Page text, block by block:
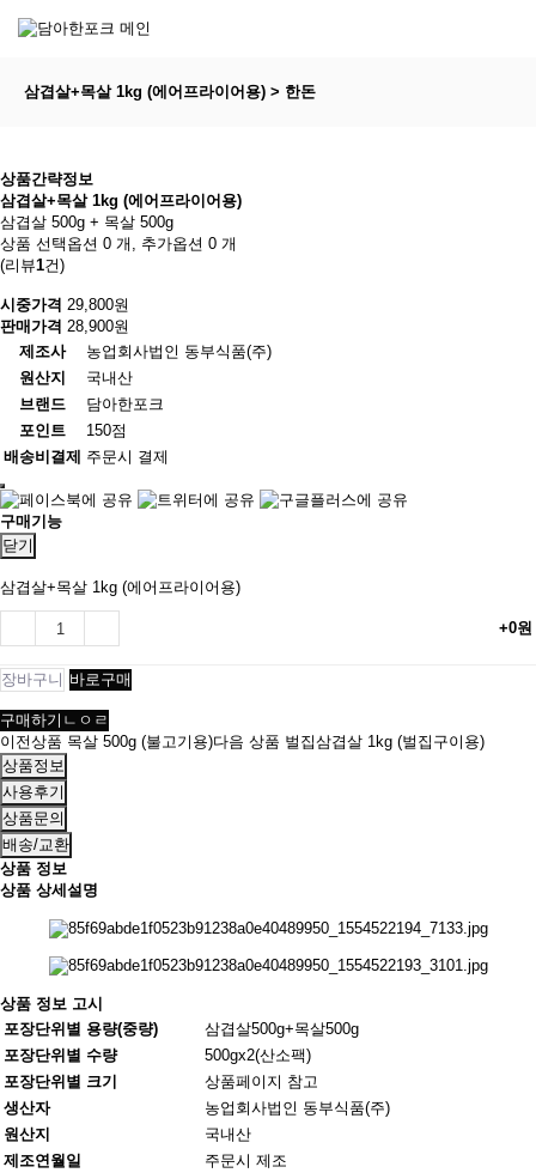
삼겹살+목살 1kg (에어프라이어용) > 한돈
상품간략정보
삼겹살+목살 1kg (에어프라이어용)
삼겹살 500g + 목살 500g
상품 선택옵션 0 개, 추가옵션 0 개
(리뷰1건)
시중가격 29,800원
판매가격 28,900원
제조사
농업회사법인 동부식품(주)
원산지
국내산
브랜드
담아한포크
포인트
150점
배송비결제 주문시 결제
구매기능
닫기
삼겹살+목살 1kg (에어프라이어용)
+0원
장바구니 바로구매
구매하기ㄴㅇㄹ
이전상품 목살 500g (불고기용)다음 상품 벌집삼겹살 1kg (벌집구이용)
상품정보
사용후기
상품문의
배송/교환
상품 정보
상품 상세설명
상품 정보 고시
포장단위별 용량(중량)
삼겹살500g+목살500g
포장단위별 수량
500gx2(산소팩)
포장단위별 크기
상품페이지 참고
생산자
농업회사법인 동부식품(주)
원산지
국내산
제조연월일
주문시 제조